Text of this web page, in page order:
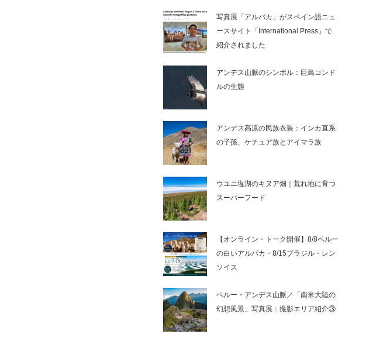
写真展「アルパカ」がスペイン語ニュ
ースサイト「International Press」で
紹介されました
アンデス山脈のシンボル：巨鳥コンド
ルの生態
アンデス高原の民族衣装：インカ直系
の子孫、ケチュア族とアイマラ族
ウユニ塩湖のキヌア畑｜荒れ地に育つ
スーパーフード
【オンライン・トーク開催】8/8ペルー
の白いアルパカ・8/15ブラジル・レン
ソイス
ペルー・アンデス山脈／「南米大陸の
幻想風景」写真展：撮影エリア紹介③